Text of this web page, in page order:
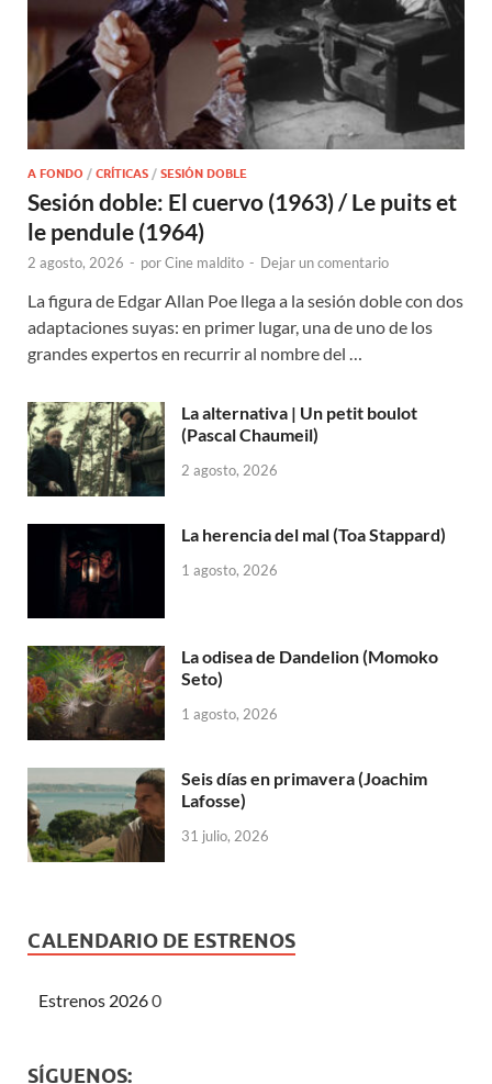
A FONDO / CRÍTICAS / SESIÓN DOBLE
Sesión doble: El cuervo (1963) / Le puits et
le pendule (1964)
2 agosto, 2026 - porCine maldito - Dejar un comentario
La figura de Edgar Allan Poe llega a la sesión doble con dos
adaptaciones suyas: en primer lugar, una de uno de los
grandes expertos en recurrir al nombre del …
La alternativa | Un petit boulot
(Pascal Chaumeil)
2 agosto, 2026
La herencia del mal (Toa Stappard)
1 agosto, 2026
La odisea de Dandelion (Momoko
Seto)
1 agosto, 2026
Seis días en primavera (Joachim
Lafosse)
31 julio, 2026
CALENDARIO DE ESTRENOS
Estrenos 20260
SÍGUENOS: